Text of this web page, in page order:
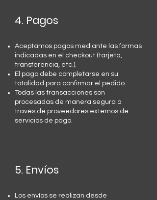
4. Pagos
Aceptamos pagos mediante las formas
indicadas en el checkout (tarjeta,
transferencia, etc.).
El pago debe completarse en su
totalidad para confirmar el pedido.
Todas las transacciones son
procesadas de manera segura a
través de proveedores externos de
servicios de pago.
5. Envíos
Los envíos se realizan desde